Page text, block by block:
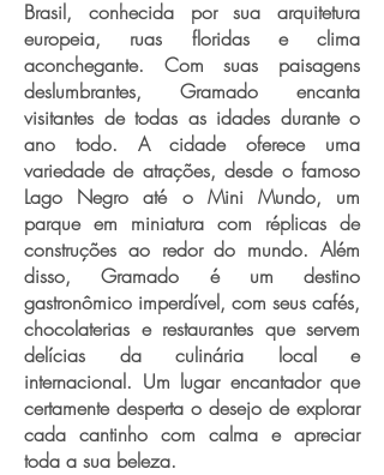
Brasil, conhecida por sua arquitetura
europeia, ruas floridas e clima
aconchegante. Com suas paisagens
deslumbrantes, Gramado encanta
visitantes de todas as idades durante o
ano todo. A cidade oferece uma
variedade de atrações, desde o famoso
Lago Negro até o Mini Mundo, um
parque em miniatura com réplicas de
construções ao redor do mundo. Além
disso, Gramado é um destino
gastronômico imperdível, com seus cafés,
chocolaterias e restaurantes que servem
delícias da culinária local e
internacional. Um lugar encantador que
certamente desperta o desejo de explorar
cada cantinho com calma e apreciar
toda a sua beleza.